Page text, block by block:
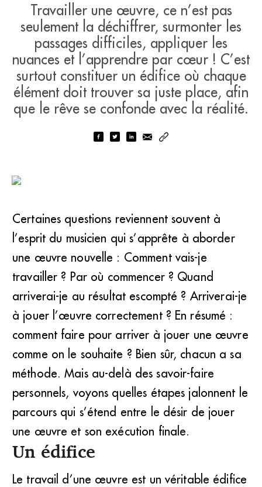
Travailler une œuvre, ce n’est pas
seulement la déchiffrer, surmonter les
passages difficiles, appliquer les
nuances et l’apprendre par cœur ! C’est
surtout constituer un édifice où chaque
élément doit trouver sa juste place, afin
que le rêve se confonde avec la réalité.
Certaines questions reviennent souvent à
l’esprit du musicien qui s’apprête à aborder
une œuvre nouvelle : Comment vais-je
travailler ? Par où commencer ? Quand
arriverai-je au résultat escompté ? Arriverai-je
à jouer l’œuvre correctement ? En résumé :
comment faire pour arriver à jouer une œuvre
comme on le souhaite ? Bien sûr, chacun a sa
méthode. Mais au-delà des savoir-faire
personnels, voyons quelles étapes jalonnent le
parcours qui s’étend entre le désir de jouer
une œuvre et son exécution finale.
Un édifice
Le travail d’une œuvre est un véritable édifice